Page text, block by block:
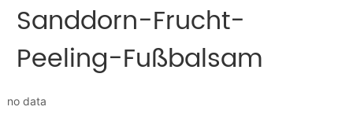
Sanddorn-Frucht-
Peeling-Fußbalsam
no data